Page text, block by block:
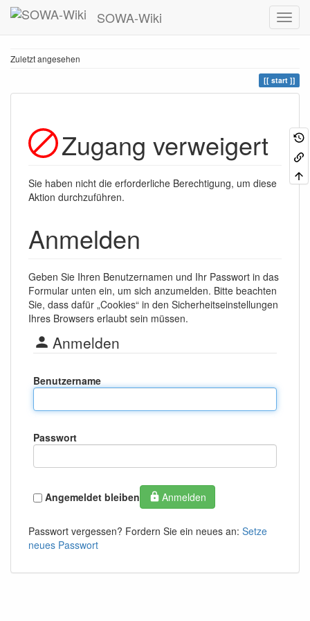
SOWA-Wiki
Zuletzt angesehen
start
Zugang verweigert
Sie haben nicht die erforderliche Berechtigung, um diese
Aktion durchzuführen.
Anmelden
Geben Sie Ihren Benutzernamen und Ihr Passwort in das
Formular unten ein, um sich anzumelden. Bitte beachten
Sie, dass dafür „Cookies“ in den Sicherheitseinstellungen
Ihres Browsers erlaubt sein müssen.
Anmelden
Benutzername
Passwort
Angemeldet bleiben Anmelden
Passwort vergessen? Fordern Sie ein neues an: Setze
neues Passwort